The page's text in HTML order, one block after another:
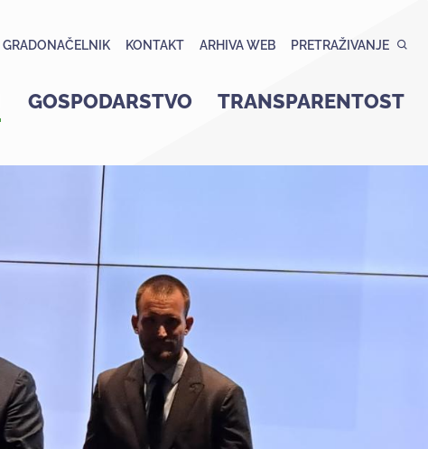
GRADONAČELNIK KONTAKT ARHIVA WEB PRETRAŽIVANJE
GOSPODARSTVO TRANSPARENTOST